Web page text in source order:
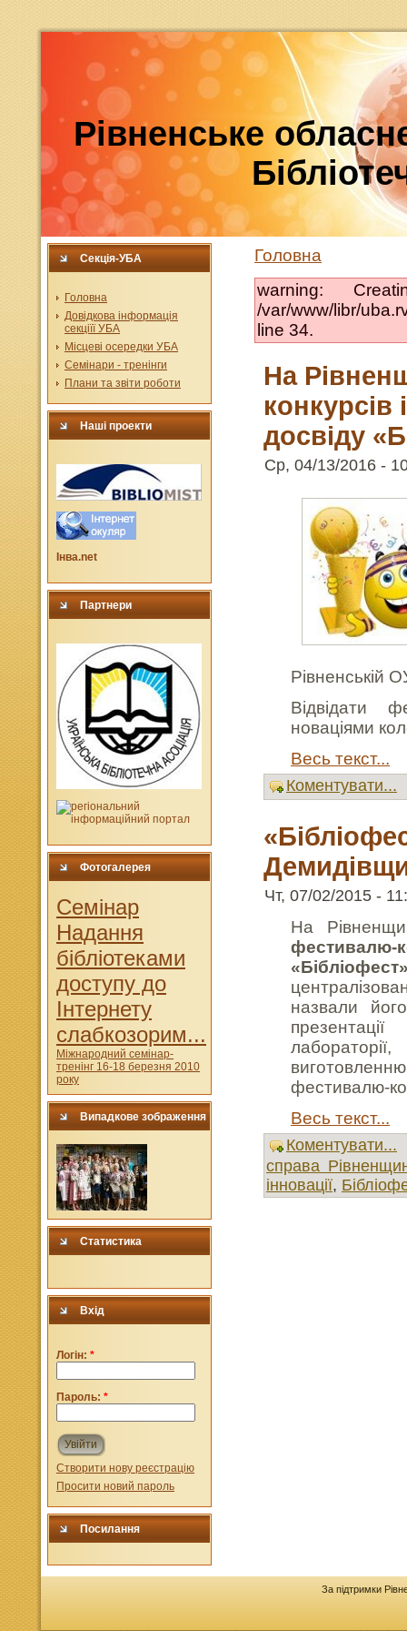
Рівненське
Секція-УБА
Головна
Довідкова інформація
секціїї УБА
Місцеві осередки УБА
Семінари - тренінги
Плани та звіти роботи
Наші проекти
Інва.net
Партнери
Фотогалерея
Cемінар
Надання
бібліотеками
доступу до
Інтернету
слабкозорим...
Міжнародний семінар-
тренінг 16-18 березня 2010
року
Випадкове зображення
Статистика
Вхід
Логін: *
Пароль: *
Увійти
Створити нову реєстрацію
Просити новий пароль
Посилання
Головна
warning:
/var/www/libr/
line 34.
На
конкурсів
досвіду
Ср, 04/13/2016 -
Рівненській
Відвідати
новаціями
Весь текст...
Коментувати...
Чт, 07/02/2015 -
На
фестивалю-
назвали
фестивалю-
Весь текст...
Коментувати...
справа
інновації,
За підтримки